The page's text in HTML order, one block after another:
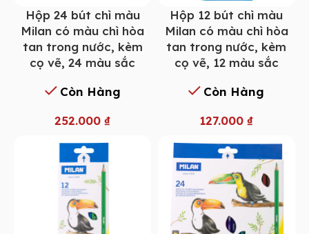
Hộp 24 bút chì màu
Milan có màu chì hòa
tan trong nước, kèm
cọ vẽ, 24 màu sắc
Còn Hàng
252.000 ₫
Hộp 12 bút chì màu
Milan có màu chì hòa
tan trong nước, kèm
cọ vẽ, 12 màu sắc
Còn Hàng
127.000₫